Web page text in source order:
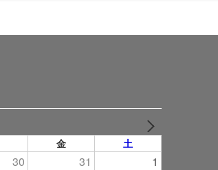
金 土
30 31 1